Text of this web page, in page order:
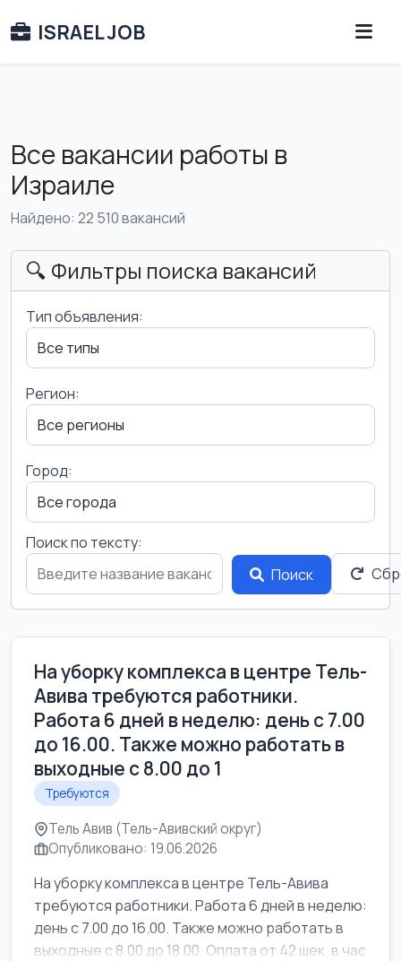
ISRAEL JOB
Все вакансии работы в
Израиле
Найдено: 22 510 вакансий
🔍 Фильтры поиска вакансий
Тип объявления:
Регион:
Город:
Поиск по тексту:
Поиск
На уборку комплекса в центре Тель-
Авива требуются работники.
Работа 6 дней в неделю: день с 7.00
до 16.00. Также можно работать в
выходные с 8.00 до 1
Требуются
Тель Авив (Тель-Авивский округ)
Опубликовано: 19.06.2026
На уборку комплекса в центре Тель-Авива
требуются работники. Работа 6 дней в неделю:
день с 7.00 до 16.00. Также можно работать в
выходные с 8.00 до 18.00. Оплата от 42 шек. в час